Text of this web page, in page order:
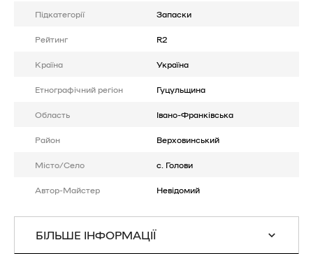
Підкатегорії Запаски
Рейтинг R2
Країна Україна
Етнографічний регіон Гуцульщина
Область Івано-Франківська
Район Верховинський
Місто/Село с. Голови
Автор-Майстер Невідомий
БІЛЬШЕ ІНФОРМАЦІЇ